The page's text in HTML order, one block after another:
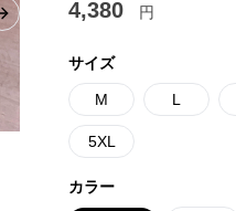
Next slide
4,380 円
サイズ
M L
5XL
カラー